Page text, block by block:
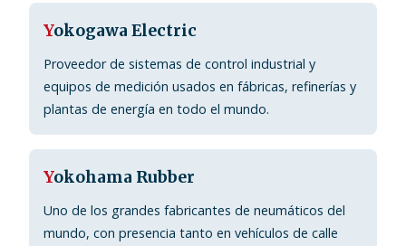
Yokogawa Electric
Proveedor de sistemas de control industrial y
equipos de medición usados en fábricas, refinerías y
plantas de energía en todo el mundo.
Yokohama Rubber
Uno de los grandes fabricantes de neumáticos del
mundo, con presencia tanto en vehículos de calle